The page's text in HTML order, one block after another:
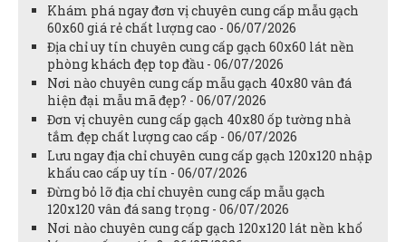
Khám phá ngay đơn vị chuyên cung cấp mẫu gạch
60x60 giá rẻ chất lượng cao - 06/07/2026
Địa chỉ uy tín chuyên cung cấp gạch 60x60 lát nền
phòng khách đẹp top đầu - 06/07/2026
Nơi nào chuyên cung cấp mẫu gạch 40x80 vân đá
hiện đại mẫu mã đẹp? - 06/07/2026
Đơn vị chuyên cung cấp gạch 40x80 ốp tường nhà
tắm đẹp chất lượng cao cấp - 06/07/2026
Lưu ngay địa chỉ chuyên cung cấp gạch 120x120 nhập
khẩu cao cấp uy tín - 06/07/2026
Đừng bỏ lỡ địa chỉ chuyên cung cấp mẫu gạch
120x120 vân đá sang trọng - 06/07/2026
Nơi nào chuyên cung cấp gạch 120x120 lát nền khổ